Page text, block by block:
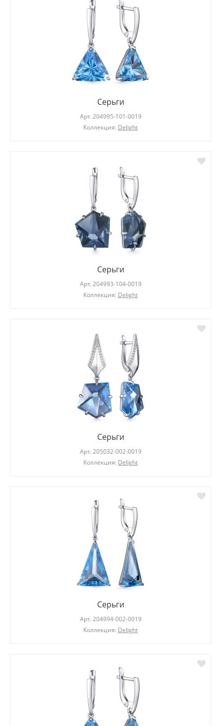
Серьги
Арт. 204995-101-0019
Коллекция: Delight
Серьги
Арт. 204993-104-0019
Коллекция: Delight
Серьги
Арт. 205032-002-0019
Коллекция: Delight
Серьги
Арт. 204994-002-0019
Коллекция: Delight